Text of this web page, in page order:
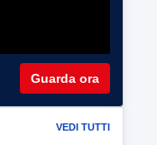
Guarda ora
VEDI TUTTI